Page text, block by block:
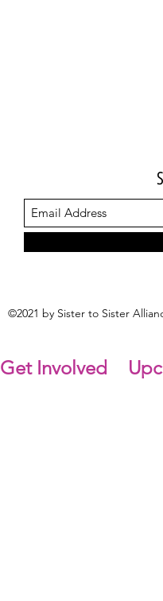
©2021 by Sister to Sister
Get Involved